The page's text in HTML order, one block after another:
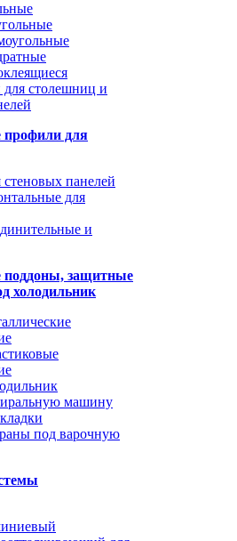
столешниц и
для
панелей
для
и
поддоны, защитные
холодильник
машину
под варочную